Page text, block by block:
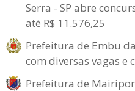
Serra - SP abre
até R$ 11.576,25
Prefeitura de Embu
com diversas vagas e
Prefeitura de